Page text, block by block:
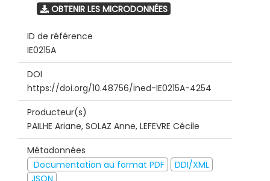
OBTENIR LES MICRODONNÉES
ID de référence
IE0215A
DOI
https://doi.org/10.48756/ined-IE0215A-4254
Producteur(s)
PAILHE Ariane, SOLAZ Anne, LEFEVRE Cécile
Métadonnées
Documentation au format PDF
DDI/XML